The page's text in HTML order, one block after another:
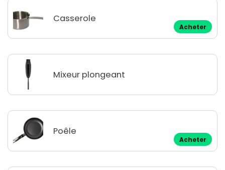
Casserole
Acheter
Mixeur plongeant
Poêle
Acheter